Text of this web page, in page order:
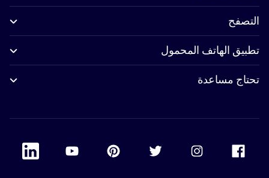
التصفح
تطبيق الهاتف المحمول
تحتاج مساعدة
Accor Facebook
Accor Twitter
Accor Pinterest
Accor Youtube
Linkedin